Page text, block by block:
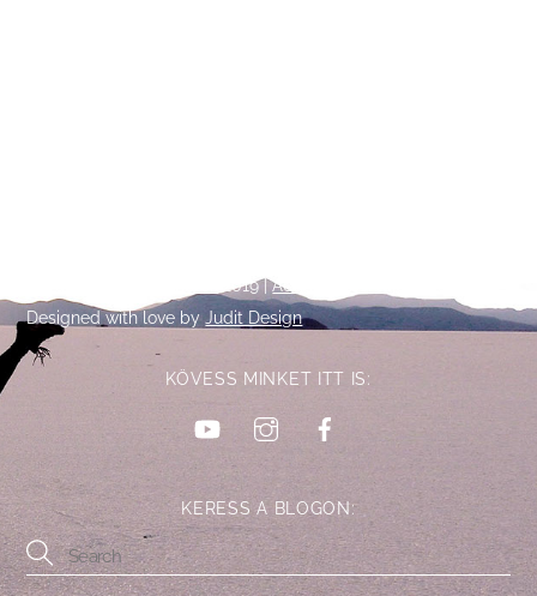
To
2019 |Adatkezelési tájékoztató
Designed with love byJudit Design
KÖVESS MINKET ITT IS:
YouTubeInstagram
KERESS A BLOGON: